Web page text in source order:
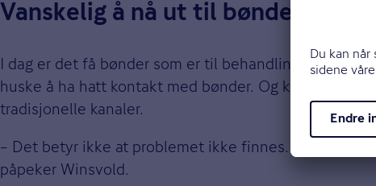
Vanskelig å nå ut til bøndene
I dag er det få bønder som er til behandling for
huske å ha hatt kontakt med bønder. Og kommunal
tradisjonelle kanaler.
– Det betyr ikke at problemet ikke finnes.
påpeker Winsvold.